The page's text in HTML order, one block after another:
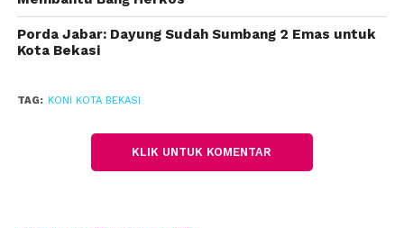
menembak dengan match 300 meter,” ungkap dia.
Sebetulnya, Perbakin Kota Bekasi telah mencoba
merekrut sejumlah atlet untuk kalangan umum. Di
Kota Bekasi sendiri ia melihat banyak bakat club
menembak berkompeten. Contohnya adalah para
Porda Jabar: Dayung Sudah Sumbang 2 Emas untuk
Kota Bekasi
TAG: KONI KOTA BEKASI
KLIK UNTUK KOMENTAR